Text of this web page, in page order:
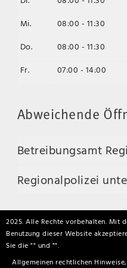
Mi.
08:00 - 11:30
Do.
08:00 - 11:30
Fr.
07:00 - 14:00
Abweichende
Betreibungsamt
Regionalpolizei
2025. Alle Rechte vorbehalten. Mit
Benutzung dieser Website
Sie die "
Allgemeinen rechtlichen Hinweise,
" und "".